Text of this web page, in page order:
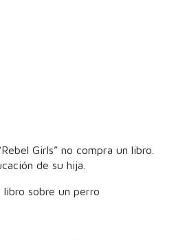
Girls” no compra un libro.
de su hija.
libro sobre un perro